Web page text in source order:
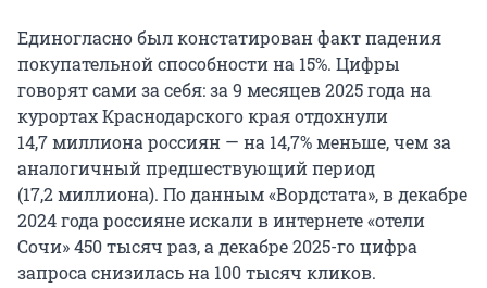
Единогласно был констатирован факт падения
покупательной способности на 15%. Цифры
говорят сами за себя: за 9 месяцев 2025 года на
курортах Краснодарского края отдохнули
14,7 миллиона россиян — на 14,7% меньше, чем за
аналогичный предшествующий период
(17,2 миллиона). По данным «Вордстата», в декабре
2024 года россияне искали в интернете «отели
Сочи»450 тысяч раз, а декабре 2025-го цифра
запроса снизилась на 100 тысяч кликов.